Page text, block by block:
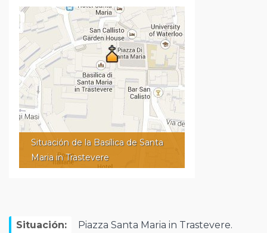
Situación de la Basílica de Santa
Maria in Trastevere
Situación: Piazza Santa Maria in Trastevere.